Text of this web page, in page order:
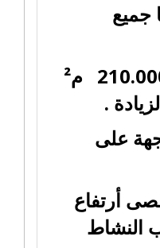
جميع
.
على
أرتفاع
النشاط